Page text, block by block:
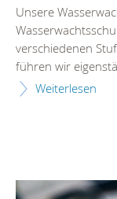
Unsere
verschiedenen
führen wir
Weiterlesen